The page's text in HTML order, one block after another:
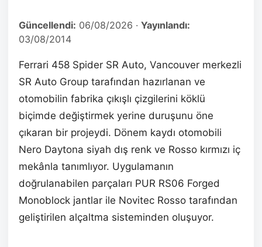
Güncellendi: 06/08/2026 · Yayınlandı:
03/08/2014
Ferrari 458 Spider SR Auto, Vancouver merkezli
SR Auto Group tarafından hazırlanan ve
otomobilin fabrika çıkışlı çizgilerini köklü
biçimde değiştirmek yerine duruşunu öne
çıkaran bir projeydi. Dönem kaydı otomobili
Nero Daytona siyah dış renk ve Rosso kırmızı iç
mekânla tanımlıyor. Uygulamanın
doğrulanabilen parçaları PUR RS06 Forged
Monoblock jantlar ile Novitec Rosso tarafından
geliştirilen alçaltma sisteminden oluşuyor.